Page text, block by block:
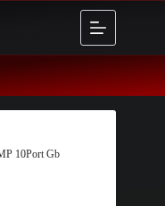
10Port Gb